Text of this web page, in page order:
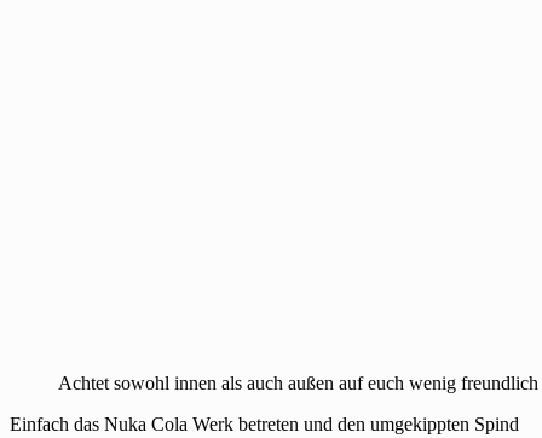
Achtet sowohl innen als auch außen auf euch wenig
Einfach das Nuka Cola Werk betreten und den umgekippten Spind